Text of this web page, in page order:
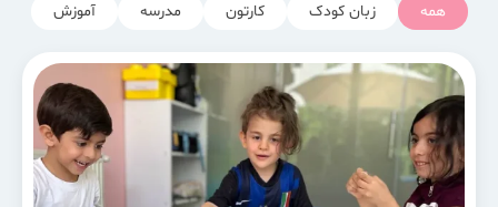
همه زبان کودک کارتون مدرسه آموزش